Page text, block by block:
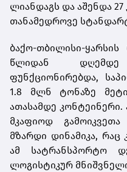
ლიანდაგს და აშენდა
თანამედროვე
ბაქო-თბილისი-
წლიდან
ფუნქციონირებდა,
1.8 მლნ ტონაზე
ათასამდე კონტეინერი.
მკაფიოდ
მზარდი დინამიკა,
ამ სატრანსპორტო
ლოგისტიკურ